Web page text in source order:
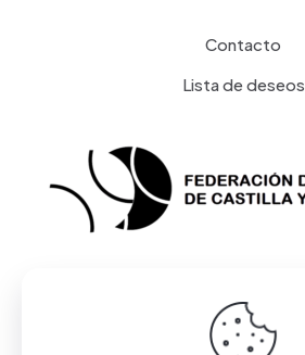
Contacto
Lista de deseos